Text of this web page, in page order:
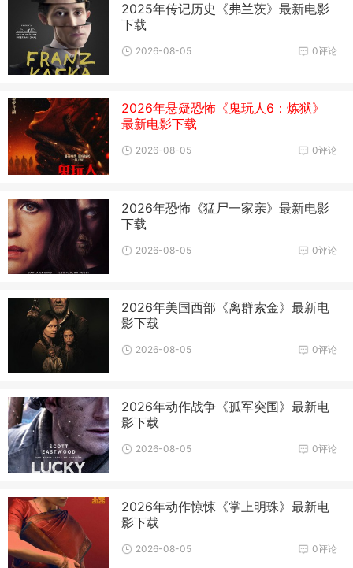
2025年传记历史《弗兰茨》最新电影
下载
0评论
2026-08-05
2026年悬疑恐怖《鬼玩人6：炼狱》
最新电影下载
0评论
2026-08-05
2026年恐怖《猛尸一家亲》最新电影
下载
0评论
2026-08-05
2026年美国西部《离群索金》最新电
影下载
0评论
2026-08-05
2026年动作战争《孤军突围》最新电
影下载
0评论
2026-08-05
2026年动作惊悚《掌上明珠》最新电
影下载
0评论
2026-08-05